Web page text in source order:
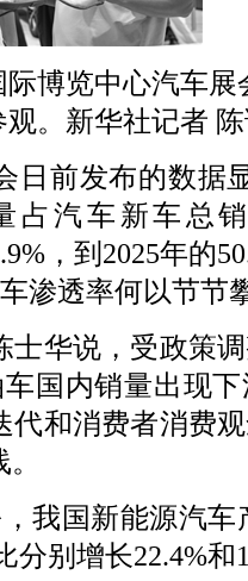
际博览中心汽车
。新华社记者
前发布的数据
占汽车新车总
，到2025年的
渗透率何以节节
华说，受政策调
国内销量出现
代和消费者消费
国新能源汽车
分别增长22.4%和